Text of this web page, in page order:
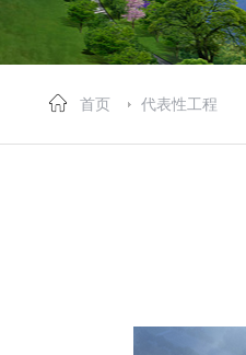
首页 代表性工程